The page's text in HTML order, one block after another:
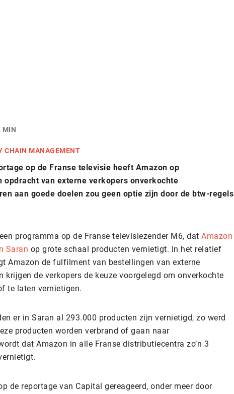
MIN
CHAIN MANAGEMENT
op de Franse televisie heeft Amazon op
opdracht van externe verkopers onverkochte
aan goede doelen zou geen optie zijn door de btw-regels
programma op de Franse televisiezender M6, dat Amazon
Saran op grote schaal producten vernietigt. In het relatief
Amazon de fulfilment van bestellingen van externe
krijgen de verkopers de keuze voorgelegd om onverkochte
te laten vernietigen.
er in Saran al 293.000 producten zijn vernietigd, zo werd
producten worden verbrand of gaan naar
dat Amazon in alle Franse distributiecentra zo’n 3
de reportage van Capital gereageerd, onder meer door